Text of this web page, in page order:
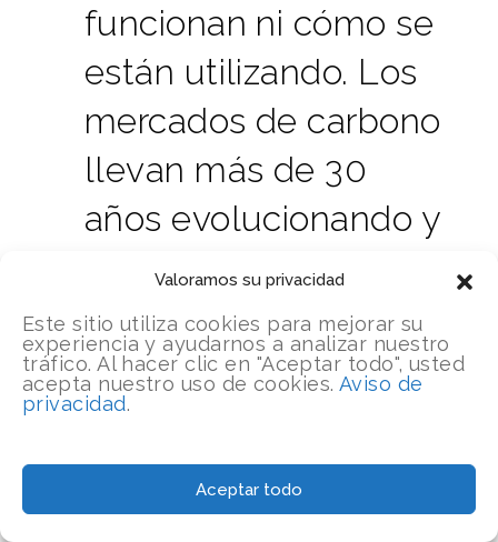
Valoramos su privacidad
Este sitio utiliza cookies para mejorar su
experiencia y ayudarnos a analizar nuestro
tráfico. Al hacer clic en "Aceptar todo", usted
acepta nuestro uso de cookies. Aviso de
privacidad.
Aceptar todo
funcionan ni cómo se
están utilizando. Los
mercados de carbono
llevan más de 30
años evolucionando y
no puede lanzarse en
paracaídas sobre ellos
sin hacer los deberes
y esperar que le
salgan bien.